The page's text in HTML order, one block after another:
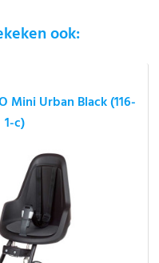
ook:
Mini Urban Black (116-
1-c)